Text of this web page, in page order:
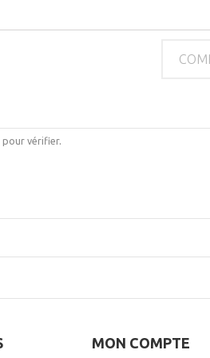
pour vérifier.
MON COMPTE